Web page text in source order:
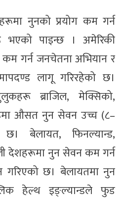
नुनको प्रयोग कम गर्न
भएको पाइन्छ । अमेरिकी
गर्न जनचेतना अभियान र
लागू गरिरहेको छ।
ब्राजिल, मेक्सिको,
औसत नुन सेवन उच्च (८–
छ। बेलायत, फिनल्यान्ड,
देशहरूमा नुन सेवन कम गर्न
गरिएको छ। बेलायतमा नुन
हेल्थ इङ्ल्यान्डले फुड